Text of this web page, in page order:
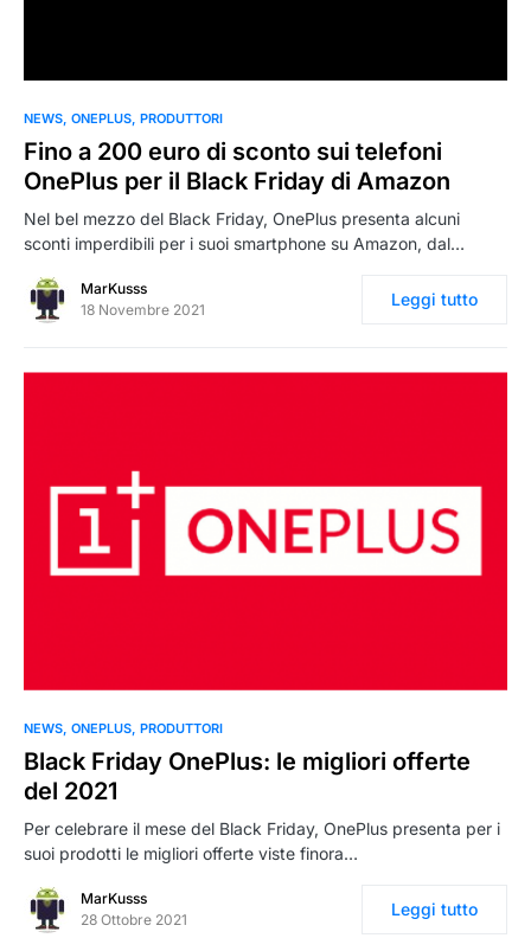
0
NEWS ONEPLUS PRODUTTORI
Fino a 200 euro di sconto sui telefoni
OnePlus per il Black Friday di Amazon
Nel bel mezzo del Black Friday, OnePlus presenta alcuni
sconti imperdibili per i suoi smartphone su Amazon, dal…
MarKusss
18 Novembre 2021
Leggi tutto
0
NEWS ONEPLUS PRODUTTORI
Black Friday OnePlus: le migliori offerte
del 2021
Per celebrare il mese del Black Friday, OnePlus presenta per i
suoi prodotti le migliori offerte viste finora…
MarKusss
28 Ottobre 2021
Leggi tutto